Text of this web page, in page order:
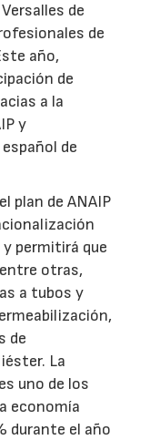
de
de
año,
de
a la
y
de
plan de ANAIP
permitirá que
otras,
a tubos y
de
La
uno de los
economía
durante el año